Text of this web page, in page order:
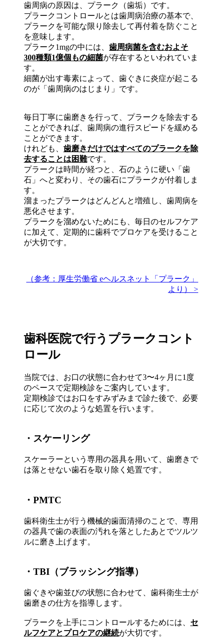
歯周病の原因は、プラーク（歯垢）です。
プラークコントロールとは歯周病治療の基本で、
プラークを可能な限り除去して再付着を防ぐこと
を意味します。
プラーク1mgの中には、 歯周病菌を含むおよそ
300種類1億個もの細菌が存在するといわれていま
す。
細菌が出す毒素によって、歯ぐきに炎症が起こる
のが「歯周病のはじまり」です。
毎日丁寧に歯磨きを行って、プラークを除去する
ことができれば、歯周病の進行スピードを緩める
ことができます。
けれども、 歯磨きだけではすべてのプラークを除
去することは困難です。
プラークは時間が経つと、石のように硬い「歯
石」へと変わり、その歯石にプラークが付着しま
す。
溜まったプラークはどんどんと増殖し、歯周病を
悪化させます。
プラークを溜めないためにも、毎日のセルフケア
に加えて、定期的に歯科でプロケアを受けること
が大切です。
（参考：厚生労働省 eヘルスネット「プラーク」
より） >
歯科医院で行うプラークコント
ロール
当院では、お口の状態に合わせて3〜4ヶ月に1度
のペースで定期検診をご案内しています。
定期検診ではお口をすみずみまで診た後で、必要
に応じて次のような処置を行います。
・スケーリング
スケーラーという専用の器具を用いて、歯磨きで
は落とせない歯石を取り除く処置です。
・PMTC
歯科衛生士が行う機械的歯面清掃のことで、専用
の器具で歯の表面の汚れを落としたあとでツルツ
ルに磨き上げます。
・TBI（ブラッシング指導）
歯ぐきや歯並びの状態に合わせて、歯科衛生士が
歯磨きの仕方を指導します。
プラークを上手にコントロールするためには、 セ
ルフケアとプロケアの継続が大切です。